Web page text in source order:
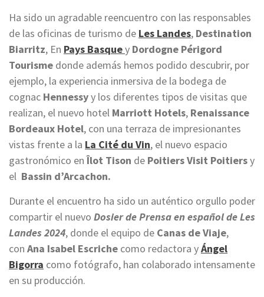
Ha sido un agradable reencuentro con las responsables
de las oficinas de turismo de Les Landes, Destination
Biarritz, En Pays Basquey Dordogne Périgord
Tourisme donde además hemos podido descubrir, por
ejemplo, la experiencia inmersiva de la bodega de
cognac Hennessyy los diferentes tipos de visitas que
realizan, el nuevo hotel Marriott Hotels, Renaissance
Bordeaux Hotel, con una terraza de impresionantes
vistas frente a la La Cité du Vin, el nuevo espacio
gastronómico enÎlot Tison de Poitiers Visit Poitiersy
el Bassin d’Arcachon.
Durante el encuentro ha sido un auténtico orgullo poder
compartir el nuevo Dosier de Prensa en español de Les
Landes 2024, donde el equipo de Canas de Viaje,
con Ana Isabel Escriche como redactora yÁngel
Bigorra como fotógrafo, han colaborado intensamente
en su producción.